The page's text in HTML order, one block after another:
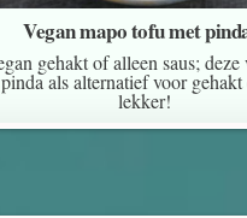
Vegan mapo tofu met
gehakt of alleen saus;
als alternatief voor gehakt
lekker!